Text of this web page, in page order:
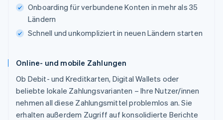
Onboarding für verbundene Konten in mehr als 35
Ländern
Schnell und unkompliziert in neuen Ländern starten
Online- und mobile Zahlungen
Ob Debit- und Kreditkarten, Digital Wallets oder
beliebte lokale Zahlungsvarianten – Ihre Nutzer/innen
nehmen all diese Zahlungsmittel problemlos an. Sie
erhalten außerdem Zugriff auf konsolidierte Berichte